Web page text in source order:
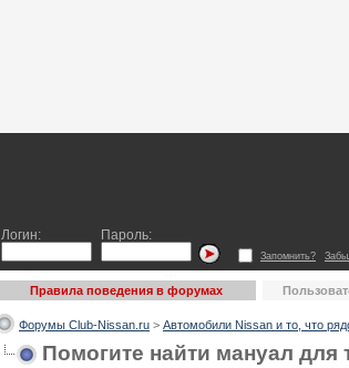
Логин: Пароль:
Запомнить?
Правила поведения в форумах
Форумы Club-Nissan.ru > Автомобили Nissan и то, что
Помогите найти мануал для